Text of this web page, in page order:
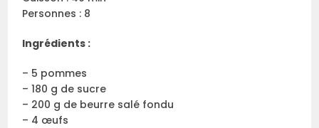
Personnes : 8
Ingrédients :
– 5 pommes
– 180 g de sucre
– 200 g de beurre salé fondu
– 4 œufs